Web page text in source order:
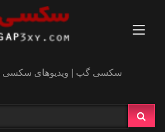
سکسی گپ | ویدیوهای سکسی